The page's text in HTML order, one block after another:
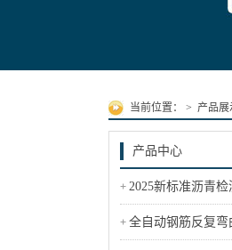
当前位置： > 产品展
产品中心
2025新标准沥青检
全自动钢筋反复弯